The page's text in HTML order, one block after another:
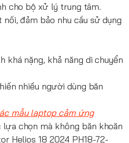
cho bộ xử lý trung tâm.
đảm bảo nhu cầu sử dụng
khá nặng, khả năng di chuyển
nhiều người dùng băn
mẫu laptop cảm ứng
chọn mà không băn khoăn
Helios 18 2024 PH18-72-